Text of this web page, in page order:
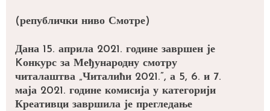
(републички ниво Смотре)
Дана 15. априла 2021. године завршен је
Kонкурс за Међународну смотру
читалаштва „Читалићи 2021.”, а 5, 6. и 7.
маја 2021. године комисија у категорији
Креативци завршила је прегледање